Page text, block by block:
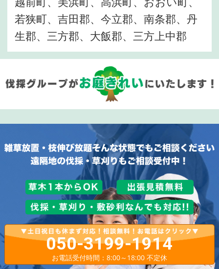
若狭町、吉田郡、今立郡、南条郡、丹
生郡、三方郡、大飯郡、三方上中郡
050-3199-1914
お電話受付時間：8:00～18:00 不定休